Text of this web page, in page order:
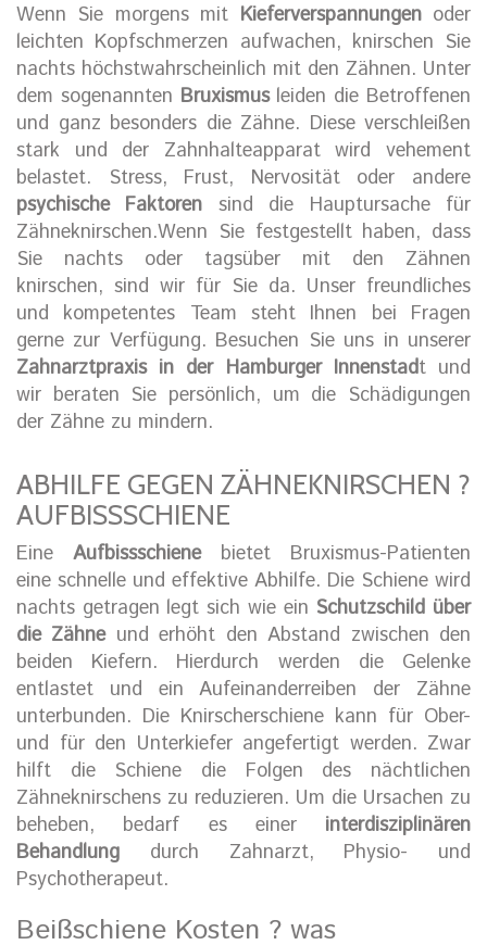
Wenn Sie morgens mit Kieferverspannungenoder
leichten Kopfschmerzen aufwachen, knirschen Sie
nachts höchstwahrscheinlich mit den Zähnen. Unter
dem sogenannten Bruxismusleiden die Betroffenen
und ganz besonders die Zähne. Diese verschleißen
stark und der Zahnhalteapparat wird vehement
belastet. Stress, Frust, Nervosität oder andere
psychische Faktoren sind die Hauptursache für
Zähneknirschen.Wenn Sie festgestellt haben, dass
Sie nachts oder tagsüber mit den Zähnen
knirschen, sind wir für Sie da. Unser freundliches
und kompetentes Team steht Ihnen bei Fragen
gerne zur Verfügung. Besuchen Sie uns in unserer
Zahnarztpraxis in der Hamburger Innenstadt und
wir beraten Sie persönlich, um die Schädigungen
der Zähne zu mindern.
ABHILFE GEGEN ZÄHNEKNIRSCHEN ?
AUFBISSSCHIENE
Eine Aufbissschienebietet Bruxismus-Patienten
eine schnelle und effektive Abhilfe. Die Schiene wird
nachts getragen legt sich wie ein Schutzschild über
die Zähneund erhöht den Abstand zwischen den
beiden Kiefern. Hierdurch werden die Gelenke
entlastet und ein Aufeinanderreiben der Zähne
unterbunden. Die Knirscherschiene kann für Ober-
und für den Unterkiefer angefertigt werden. Zwar
hilft die Schiene die Folgen des nächtlichen
Zähneknirschens zu reduzieren. Um die Ursachen zu
beheben, bedarf es einer interdisziplinären
Behandlung durch Zahnarzt, Physio- und
Psychotherapeut.
Beißschiene Kosten ? was